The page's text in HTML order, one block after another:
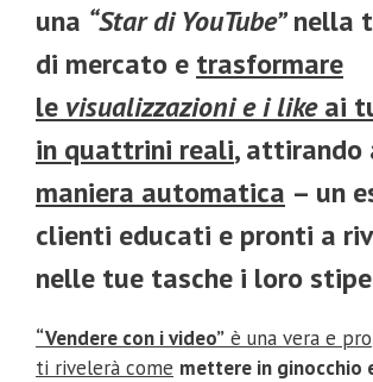
una “Star di YouTube”nella
di mercato e trasformare
le visualizzazioni e i likeai
in quattrini reali, attirando
maniera automatica – un
clienti educati e pronti a
nelle tue tasche i loro
“Vendere con i video” è una vera e
ti rivelerà come mettere in ginocchio